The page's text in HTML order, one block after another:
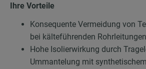
Ihre Vorteile
Konsequente Vermeidung von
bei kälteführenden Rohrleitungen
Hohe Isolierwirkung durch
Ummantelung mit